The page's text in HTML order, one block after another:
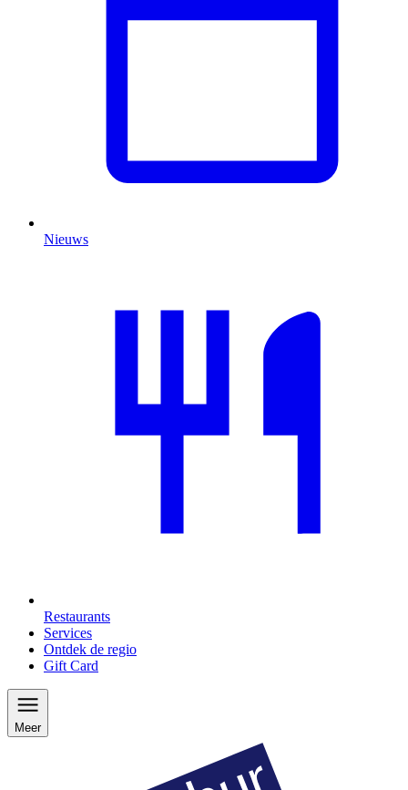
Nieuws
Restaurants
Services
Ontdek de regio
Gift Card
Meer